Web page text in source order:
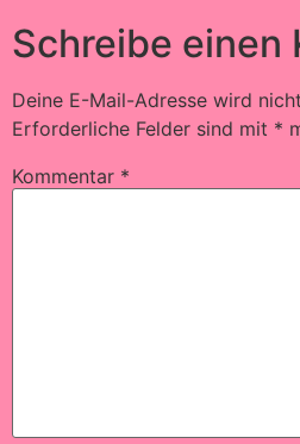
Schreibe einen
Deine E-Mail-Adresse wird
Erforderliche Felder sind mit *
Kommentar *